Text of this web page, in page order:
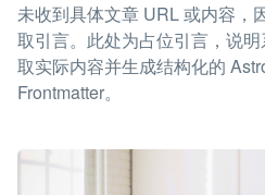
未收到具体文章 URL 或内容，
取引言。此处为占位引言，说
取实际内容并生成结构化的
Frontmatter。